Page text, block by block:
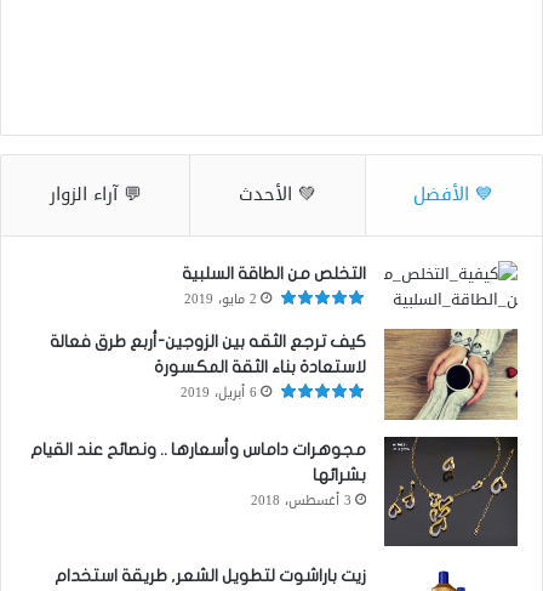
💙 الأفضل 💚 الأحدث 💬 آراء الزوار
التخلص من الطاقة السلبية
2 مايو، 2019
كيف ترجع الثقه بين الزوجين-أربع طرق فعالة
لاستعادة بناء الثقة المكسورة
6 أبريل، 2019
مجوهرات داماس وأسعارها .. ونصائح عند القيام
بشرائها
3 أغسطس، 2018
زيت باراشوت لتطويل الشعر, طريقة استخدام